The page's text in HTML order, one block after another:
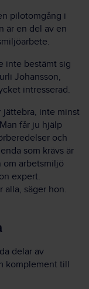
pilotomgång i
är en del av en
inte bestämt sig
Johansson,
intresserad.
inte minst
får ju hjälp
och
som krävs är
om arbetsmiljö
expert.
alla, säger hon.
delar av
komplement till